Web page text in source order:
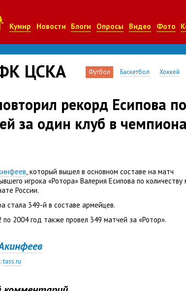
Кумир Новости Блоги Опросы Видео Фото
ЦСКА Футбол Баскетбол Хоккей
рекорд Есипова по
за один клуб в
, который вышел в основном составе на матч
игрока «Ротора» Валерия Есипова по количеству
России.
стала 349-й в составе армейцев.
2004 год также провел 349 матчей за «Ротор».
tass.ru